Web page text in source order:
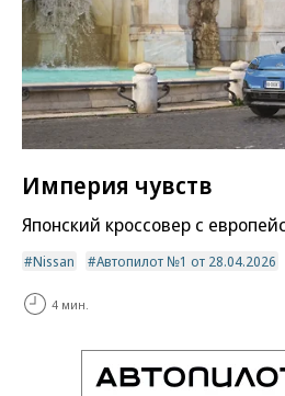
Империя чувств
Японский кроссовер с
Nissan Автопилот №1 от 28.04.2026
4 мин.